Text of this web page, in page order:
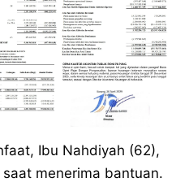
Ibu Nahdiyah (62),
menerima bantuan.